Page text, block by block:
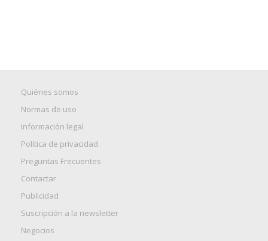
Quiénes somos
Normas de uso
Información legal
Política de privacidad
Preguntas Frecuentes
Contactar
Publicidad
Suscripción a la newsletter
Negocios